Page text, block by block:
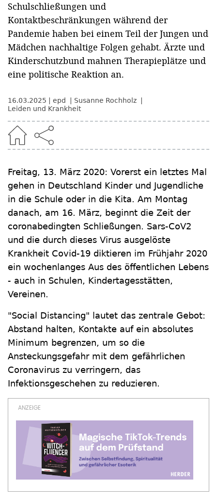
Schulschließungen und
Kontaktbeschränkungen während der
Pandemie haben bei einem Teil der Jungen und
Mädchen nachhaltige Folgen gehabt. Ärzte und
Kinderschutzbund mahnen Therapieplätze und
eine politische Reaktion an.
16.03.2025 epd
Susanne Rochholz
Leiden und Krankheit
Freitag, 13. März 2020: Vorerst ein letztes Mal
gehen in Deutschland Kinder und Jugendliche
in die Schule oder in die Kita. Am Montag
danach, am 16. März, beginnt die Zeit der
coronabedingten Schließungen. Sars-CoV2
und die durch dieses Virus ausgelöste
Krankheit Covid-19 diktieren im Frühjahr 2020
ein wochenlanges Aus des öffentlichen Lebens
- auch in Schulen, Kindertagesstätten,
Vereinen.
"Social Distancing" lautet das zentrale Gebot:
Abstand halten, Kontakte auf ein absolutes
Minimum begrenzen, um so die
Ansteckungsgefahr mit dem gefährlichen
Coronavirus zu verringern, das
Infektionsgeschehen zu reduzieren.